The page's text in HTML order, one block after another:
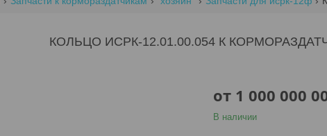
КОЛЬЦО ИСРК-12.01.00.054 К
от 1 000 000
В наличии